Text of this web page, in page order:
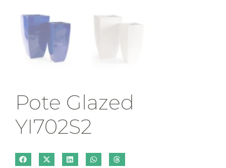
Pote Glazed
YI702S2